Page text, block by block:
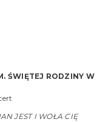
ŚWIĘTEJ RODZINY W
JEST I WOŁA CIĘ